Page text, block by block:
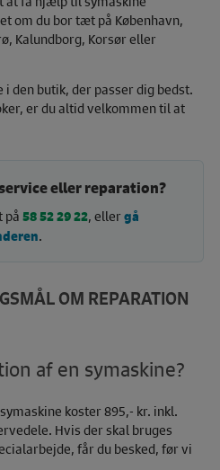
om du bor tæt på København,
Kalundborg, Korsør eller
den butik, der passer dig bedst.
er du altid velkommen til at
eller reparation?
på 58 52 29 22, eller gå
.
OM REPARATION
af en symaskine?
koster 895,- kr. inkl.
Hvis der skal bruges
får du besked, før vi